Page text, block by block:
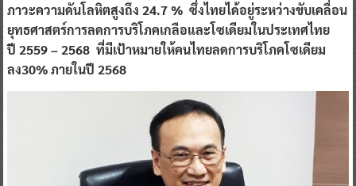
ภาวะความดันโลหิตสูงถึง 24.7 % ซึ่งไทยได้อยู่ระหว่างขับเคลื่อน
ยุทธศาสตร์การลดการบริโภคเกลือและโซเดียมในประเทศไทย
ปี 2559 – 2568 ที่มีเป้าหมายให้คนไทยลดการบริโภคโซเดียม
ลง30% ภายในปี 2568